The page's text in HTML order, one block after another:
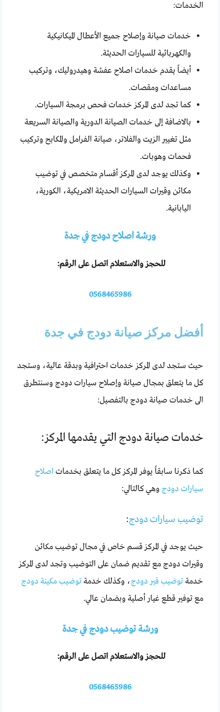
الخدمات:
خدمات صيانة وإصلاح جميع الأعطال الميكانيكية
والكهربائية للسيارات الحديثة.
أيضاً يقدم خدمات اصلاح عفشة وهيدروليك، وتركيب
مساعدات ومقصات.
كما تجد لدى المركز خدمات فحص برمجة السيارات.
بالاضافة إلى خدمات الصيانة الدورية والصيانة السريعة
مثل تغيير الزيت والفلاتر، صيانة الفرامل والمكابح وتركيب
فحمات وهوبات.
وكذلك يوجد لدى المركز أقسام متخصص في توضيب
مكائن وقيرات السيارات الحديثة الامريكية، الكورية،
اليابانية.
ورشة اصلاح دودج في جدة
للحجز والاستعلام اتصل على الرقم:
0568465986
أفضل مركز صيانة دودج في جدة
حيث ستجد لدى المركز خدمات احترافية وبدقة عالية، وستجد
كل ما يتعلق بمجال صيانة وإصلاح سيارات دودج وسنتطرق
الى خدمات صيانة دودج بالتفصيل:
خدمات صيانة دودج التي يقدمها المركز:
كما ذكرنا سابقاً يوفر المركز كل ما يتعلق بخدمات اصلاح
سيارات دودج وهي كالتالي:
توضيب سيارات دودج:
حيث يوجد في المركز قسم خاص في مجال توضيب مكائن
وقيرات دودج مع تقديم ضمان على التوضيب وتجد لدى المركز
خدمةتوضيب قير دودج، وكذلك خدمةتوضيب مكينة دودج
مع توفير قطع غيار أصلية وبضمان عالي.
ورشة توضيب دودج في جدة
للحجز والاستعلام اتصل على الرقم:
0568465986